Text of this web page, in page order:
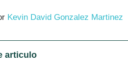
Kevin David Gonzalez Martinez
articulo